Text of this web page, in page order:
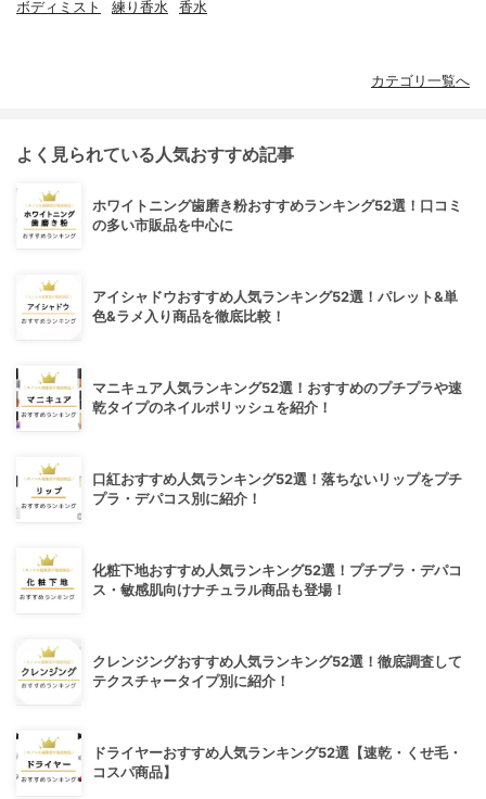
ボディミスト 練り香水 香水
カテゴリ一覧へ
よく見られている人気おすすめ記事
ホワイトニング歯磨き粉おすすめランキング52選！口コミ
の多い市販品を中心に
アイシャドウおすすめ人気ランキング52選！パレット&単
色&ラメ入り商品を徹底比較！
マニキュア人気ランキング52選！おすすめのプチプラや速
乾タイプのネイルポリッシュを紹介！
口紅おすすめ人気ランキング52選！落ちないリップをプチ
プラ・デパコス別に紹介！
化粧下地おすすめ人気ランキング52選！プチプラ・デパコ
ス・敏感肌向けナチュラル商品も登場！
クレンジングおすすめ人気ランキング52選！徹底調査して
テクスチャータイプ別に紹介！
ドライヤーおすすめ人気ランキング52選【速乾・くせ毛・
コスパ商品】